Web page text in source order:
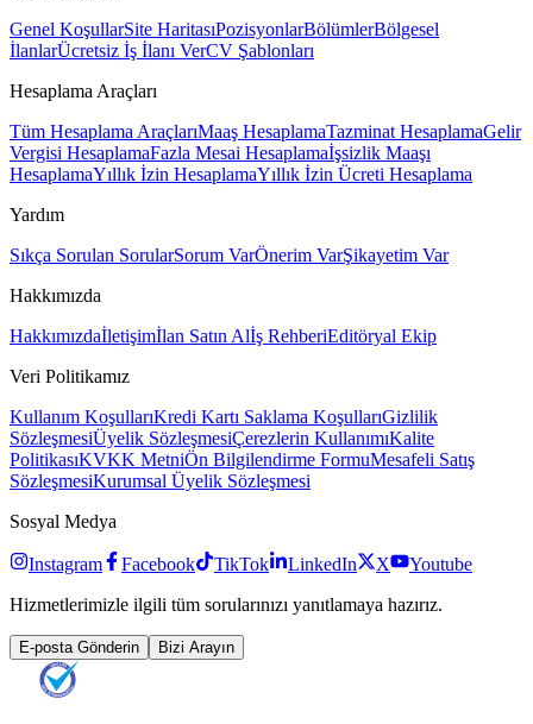
Genel KoşullarSite HaritasıPozisyonlarBölümlerBölgesel
İlanlarÜcretsiz İş İlanı VerCV Şablonları
Hesaplama Araçları
Tüm Hesaplama AraçlarıMaaş HesaplamaTazminat HesaplamaGelir
Vergisi HesaplamaFazla Mesai Hesaplamaİşsizlik Maaşı
HesaplamaYıllık İzin HesaplamaYıllık İzin Ücreti Hesaplama
Yardım
Sıkça Sorulan SorularSorum VarÖnerim VarŞikayetim Var
Hakkımızda
Hakkımızdaİletişimİlan Satın Alİş RehberiEditöryal Ekip
Veri Politikamız
Kullanım KoşullarıKredi Kartı Saklama KoşullarıGizlilik
SözleşmesiÜyelik SözleşmesiÇerezlerin KullanımıKalite
PolitikasıKVKK MetniÖn Bilgilendirme FormuMesafeli Satış
SözleşmesiKurumsal Üyelik Sözleşmesi
Sosyal Medya
Instagram Facebook TikTok LinkedIn X
Youtube
Hizmetlerimizle ilgili tüm sorularınızı yanıtlamaya hazırız.
E-posta Gönderin Bizi Arayın